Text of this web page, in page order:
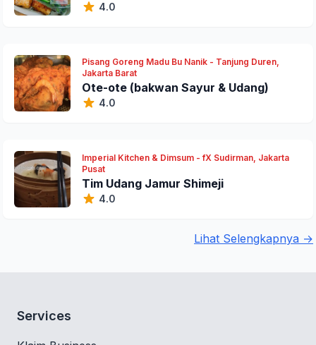
4.0
Pisang Goreng Madu Bu Nanik - Tanjung Duren,
Jakarta Barat
Ote-ote (bakwan Sayur & Udang)
4.0
Imperial Kitchen & Dimsum - fX Sudirman, Jakarta
Pusat
Tim Udang Jamur Shimeji
4.0
Lihat Selengkapnya →
Services